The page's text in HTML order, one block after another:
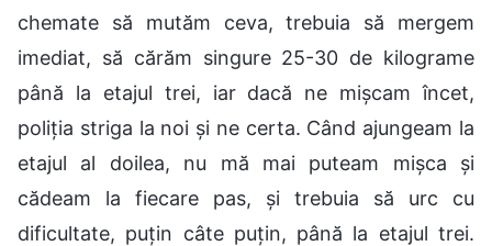
chemate să mutăm ceva, trebuia să mergem
imediat, să cărăm singure 25-30 de kilograme
până la etajul trei, iar dacă ne mișcam încet,
poliția striga la noi și ne certa. Când ajungeam la
etajul al doilea, nu mă mai puteam mișca și
cădeam la fiecare pas, și trebuia să urc cu
dificultate, puțin câte puțin, până la etajul trei.